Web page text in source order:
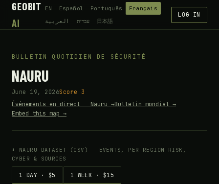
GEOBIT
AI
EN Español Português
Français
العربية
עברית 日本語
LOG IN
BULLETIN QUOTIDIEN DE SÉCURITÉ
NAURU
June 19, 2026Score 3
Événements en direct — Nauru →Bulletin mondial →
Embed this map →
⬇ NAURU DATASET (CSV) — EVENTS, PER-REGION RISK,
CYBER & SOURCES
1 DAY · $5 1 WEEK · $15